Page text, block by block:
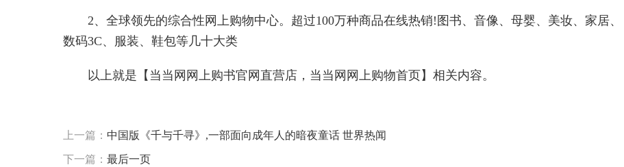
2、全球领先的综合性网上购物中心。超过100万种商品在线热销!图书、音像、母婴、美妆、家居、
数码3C、服装、鞋包等几十大类
以上就是【当当网网上购书官网直营店，当当网网上购物首页】相关内容。
上一篇： 中国版《千与千寻》,一部面向成年人的暗夜童话 世界热闻
下一篇： 最后一页